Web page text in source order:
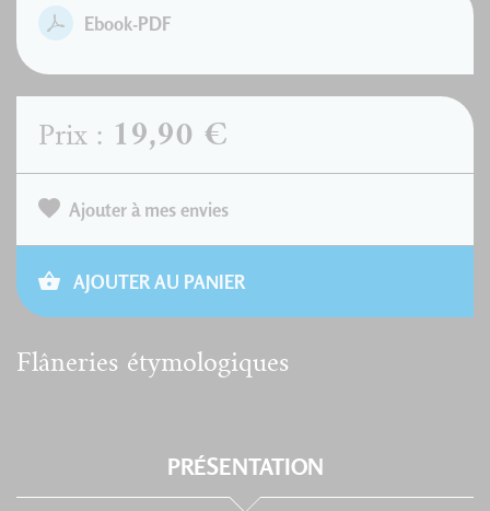
Ebook-PDF
Prix : 19,90 €
Ajouter à mes envies
AJOUTER AU PANIER
Flâneries étymologiques
PRÉSENTATION